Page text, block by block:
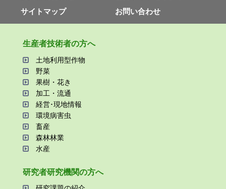
サイトマップ
お問い合わせ
⽣産者技術者の⽅へ
⼟地利⽤型作物
野菜
果樹・花き
加⼯・流通
経営･現地情報
環境病害⾍
畜産
森林林業
⽔産
研究者研究機関の⽅へ